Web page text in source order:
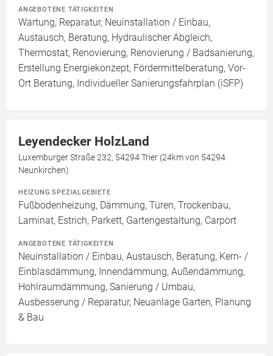
ANGEBOTENE TÄTIGKEITEN
Wartung, Reparatur, Neuinstallation / Einbau,
Austausch, Beratung, Hydraulischer Abgleich,
Thermostat, Renovierung, Renovierung / Badsanierung,
Erstellung Energiekonzept, Fördermittelberatung, Vor-
Ort Beratung, Individueller Sanierungsfahrplan (iSFP)
Leyendecker HolzLand
Luxemburger Straße 232, 54294 Trier (24km von 54294
Neunkirchen)
HEIZUNG SPEZIALGEBIETE
Fußbodenheizung, Dämmung, Türen, Trockenbau,
Laminat, Estrich, Parkett, Gartengestaltung, Carport
ANGEBOTENE TÄTIGKEITEN
Neuinstallation / Einbau, Austausch, Beratung, Kern- /
Einblasdämmung, Innendämmung, Außendämmung,
Hohlraumdämmung, Sanierung / Umbau,
Ausbesserung / Reparatur, Neuanlage Garten, Planung
& Bau